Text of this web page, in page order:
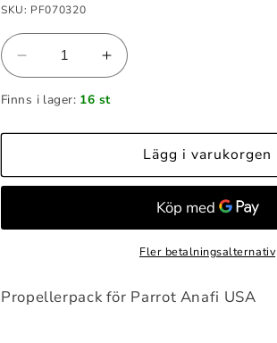
SKU: PF070320
Minska
kvantitet
för
Propeller
Öka
kvantitet
för
Propeller
Finns i lager: 16 st
Lägg i varukorgen
Fler betalningsalternativ
Propellerpack för Parrot Anafi USA